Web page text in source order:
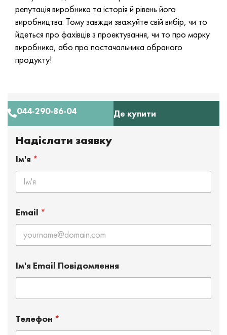
репутація виробника та історія й рівень його
виробництва. Тому завжди зважуйте свій вибір, чи то
йдеться про фахівців з проектування, чи то про марку
виробника, або про постачальника обраного
продукту!
044-290-86-04 Де купити
Надіслати заявку
Ім'я *
Email *
Ім'я Email Повідомлення
Телефон *